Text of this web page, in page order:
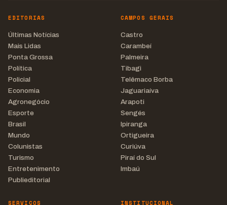
EDITORIAS
Últimas Notícias
Mais Lidas
Ponta Grossa
Política
Policial
Economia
Agronegócio
Esporte
Brasil
Mundo
Colunistas
Turismo
Entretenimento
Publieditorial
CAMPOS GERAIS
Castro
Carambeí
Palmeira
Tibagi
Telêmaco Borba
Jaguariaíva
Arapoti
Sengés
Ipiranga
Ortigueira
Curiúva
Piraí do Sul
Imbaú
SERVIÇOS INSTITUCIONAL